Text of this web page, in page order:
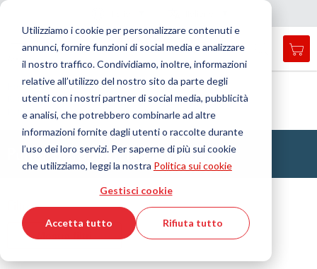
Utilizziamo i cookie per personalizzare contenuti e
annunci, fornire funzioni di social media e analizzare
il nostro traffico. Condividiamo, inoltre, informazioni
relative all’utilizzo del nostro sito da parte degli
utenti con i nostri partner di social media, pubblicità
e analisi, che potrebbero combinarle ad altre
informazioni fornite dagli utenti o raccolte durante
l’uso dei loro servizi. Per saperne di più sui cookie
che utilizziamo, leggi la nostra Politica sui cookie
Gestisci cookie
Accetta tutto Rifiuta tutto
Menu
search
Cerca
Home
Tecnologia dell'antivibrazione
Buffer, Molle in gomma, Molle cave in gomma, Bussole
Puffer paracolpi
Puffer paracolpi in elastomero
Puffer paracolpi in elastomero
Filtro